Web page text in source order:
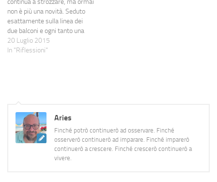
continua a strozzare, ma ormai
non è più una novità. Seduto
esattamente sulla linea dei
due balconi e ogni tanto una
lievissima brezza fa finta di
rinfrescare. O forse no, forse
20 Luglio 2015
In "Riflessioni"
Aries
Finché potrò continuerò ad osservare. Finché
osserverò continuerò ad imparare. Finché imparerò
continuerò a crescere. Finché crescerò continuerò a
vivere.